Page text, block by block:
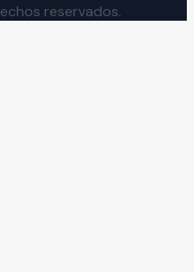
reservados.